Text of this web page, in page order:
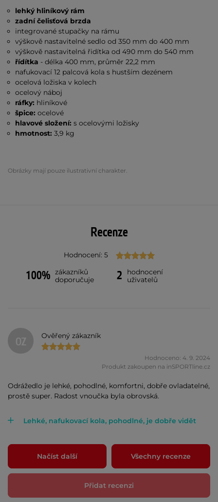
lehký hliníkový rám
zadní čelisťová brzda
integrované stupačky na rámu
výškově nastavitelné sedlo od 350 mm do 400 mm
výškově nastavitelná řidítka od 490 mm do 540 mm
řídítka - délka 400 mm, průměr 22,2 mm
nafukovací 12 palcová kola s hustším dezénem
ocelová ložiska v kolech
ocelový náboj
ráfky: hliníkové
špice: ocelové
hlavové složení: s ocelovými ložisky
hmotnost: 3,9 kg
Obrázky mají pouze ilustrativní charakter.
Recenze
Hodnocení: 5
100% zákazníků
doporučuje
2
hodnocení
uživatelů
OZ Ověřený zákazník
Hodnoceno: 4. 9. 2024
Produkt zakoupen na inSPORTline.cz
Odrážedlo je lehké, pohodlné, komfortni, dobře ovladatelné,
prostě super. Radost vnoučka byla obrovská.
Lehké, nafukovací kola, pohodlné, je dobře vidět
Načíst další Všechny recenze
Přidat recenzi